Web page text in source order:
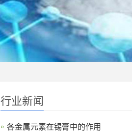
行业新闻
各金属元素在锡膏中的作用